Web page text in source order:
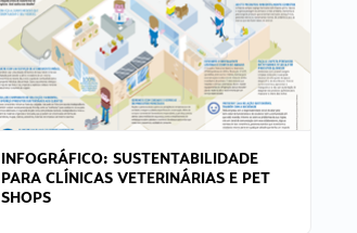
INFOGRÁFICO: SUSTENTABILIDADE
PARA CLÍNICAS VETERINÁRIAS E PET
SHOPS